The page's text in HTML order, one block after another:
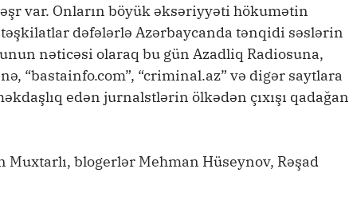
var. Onların böyük əksəriyyəti hökumətin
dəfələrlə Azərbaycanda tənqidi səslərin
nəticəsi olaraq bu gün Azadliq Radiosuna,
“bastainfo.com”, “criminal.az” və digər saytlara
edən jurnalstlərin ölkədən çıxışı qadağan
blogerlər Mehman Hüseynov, Rəşad